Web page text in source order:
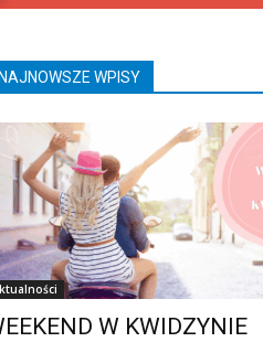
WPISY
W KWIDZYNIE